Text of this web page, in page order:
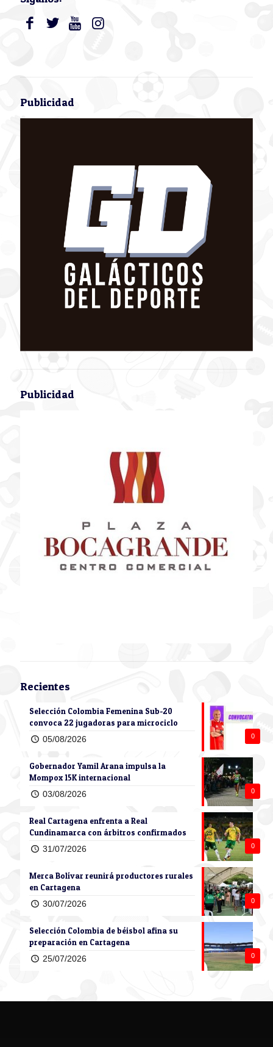
Publicidad
Publicidad
Recientes
0
Selección Colombia Femenina Sub-20
convoca 22 jugadoras para microciclo
05/08/2026
0
Gobernador Yamil Arana impulsa la
Mompox 15K internacional
03/08/2026
0
Real Cartagena enfrenta a Real
Cundinamarca con árbitros confirmados
31/07/2026
0
Merca Bolívar reunirá productores rurales
en Cartagena
30/07/2026
0
Selección Colombia de béisbol afina su
preparación en Cartagena
25/07/2026